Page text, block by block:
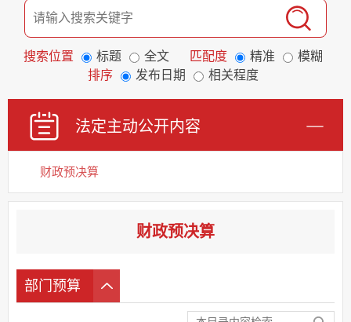
搜索位置 标题 全文 匹配度 精准
模糊
排序
发布日期 相关程度
法定主动公开内容
财政预决算
财政预决算
部门预算